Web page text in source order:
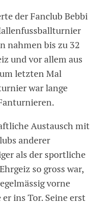
der Fanclub Bebbi
nahmen bis zu 32
und vor allem aus
letzten Mal
war lange
Austausch mit
anderer
als der sportliche
so gross war,
vorne
ins Tor. Seine erst